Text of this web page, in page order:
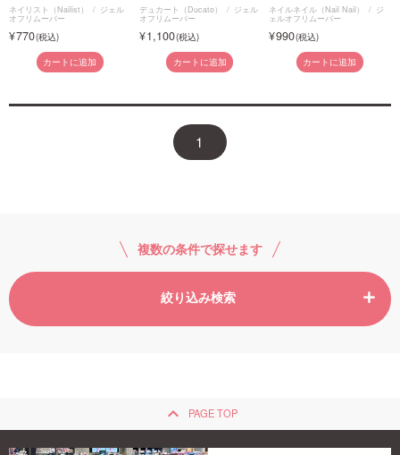
ネイリスト（Nailist） ジェル
オフリムーバー
770
カートに追加
デュカート（Ducato） ジェル
オフリムーバー
1,100
カートに追加
ネイルネイル（Nail Nail） ジ
ェルオフリムーバー
990
カートに追加
1
複数の条件で探せます
絞り込み検索
keyboard_arrow_up PAGE TOP